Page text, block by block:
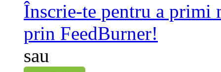
Înscrie-te pentru a primi
prin FeedBurner!
sau